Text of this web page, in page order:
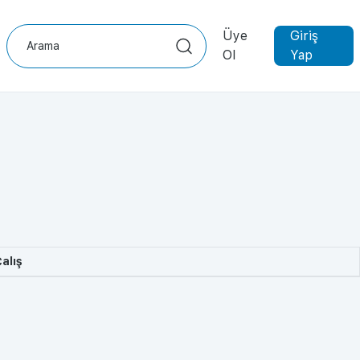
Üye
Ol
Giriş
Yap